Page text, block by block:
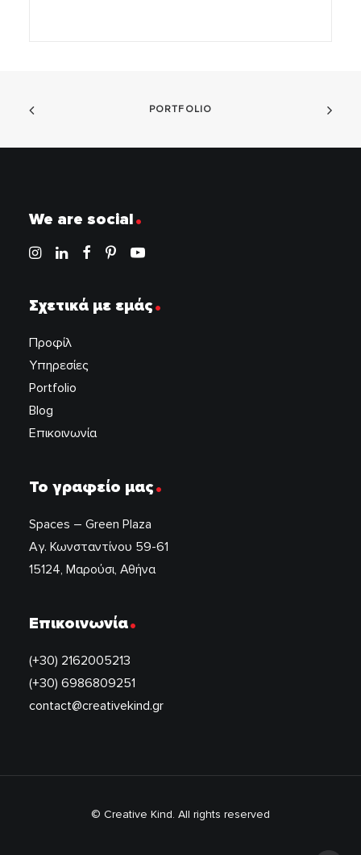
PORTFOLIO
We are social.
Σχετικά με εμάς.
Προφίλ
Υπηρεσίες
Portfolio
Blog
Επικοινωνία
Το γραφείο μας.
Spaces – Green Plaza
Αγ. Κωνσταντίνου 59-61
15124, Μαρούσι, Αθήνα
Επικοινωνία.
(+30) 2162005213
(+30) 6986809251
contact@creativekind.gr
© Creative Kind. All rights reserved